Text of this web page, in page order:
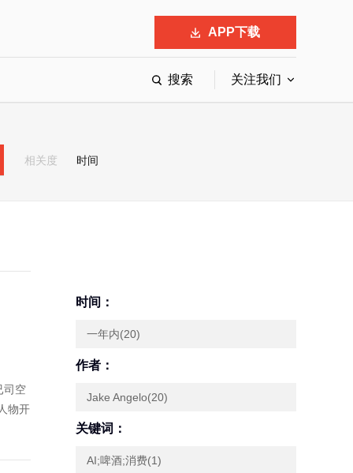
APP下载
力的创业公司申报
搜索 关注我们
相关度 时间
司空
物开
时间：
一年内(20)
作者：
Jake Angelo(20)
关键词：
AI;啤酒;消费(1)